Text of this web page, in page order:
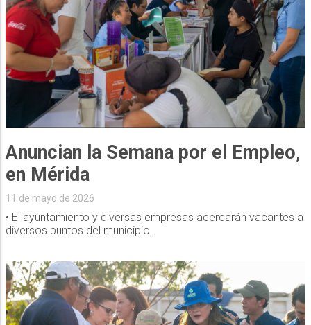
Anuncian la Semana por el Empleo,
en Mérida
11 de mayo de 2026
• El ayuntamiento y diversas empresas acercarán vacantes a
diversos puntos del municipio.